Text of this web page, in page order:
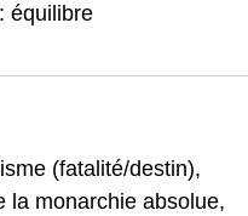
équilibre
(fatalité/destin),
la monarchie absolue,